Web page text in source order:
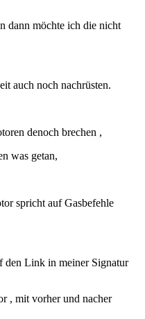
dann möchte ich die nicht
auch noch nachrüsten.
denoch brechen ,
was getan,
spricht auf Gasbefehle
den Link in meiner Signatur
, mit vorher und nacher